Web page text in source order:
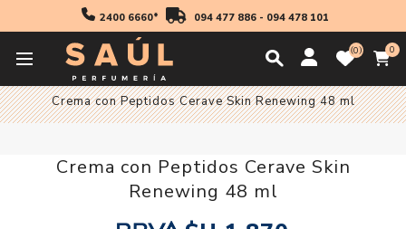
2400 6660* 094 477 886- 094 478 101
0 0
Inicio
Crema con Peptidos Cerave Skin Renewing 48 ml
Crema con Peptidos Cerave Skin
Renewing 48 ml